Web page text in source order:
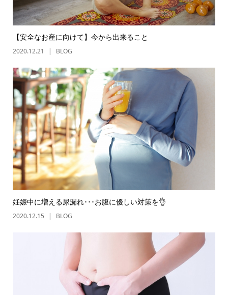
【安全なお産に向けて】今から出来ること
2020.12.21 BLOG
妊娠中に増える尿漏れ･･･お腹に優しい対策を👌
2020.12.15 BLOG